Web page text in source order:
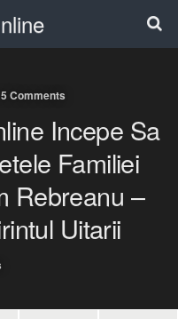
Comments
Incepe Sa
Familiei
Rebreanu –
Uitarii